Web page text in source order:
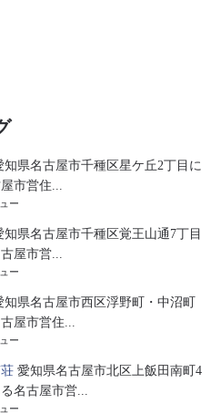
知県名古屋市千種区星ケ丘2丁目に
市営住...
ー
知県名古屋市千種区覚王山通7丁目
屋市営...
ー
知県名古屋市西区浮野町・中沼町
屋市営住...
ー
荘 愛知県名古屋市北区上飯田南町4
名古屋市営...
ー